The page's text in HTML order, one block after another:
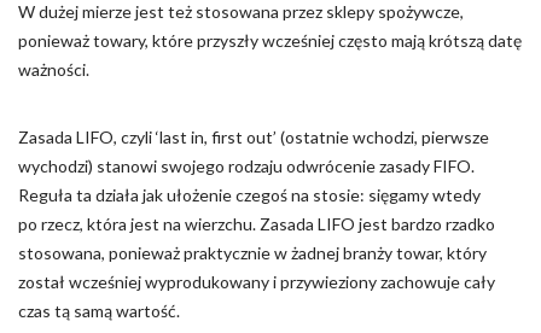
W dużej mierze jest też stosowana przez sklepy spożywcze,
ponieważ towary, które przyszły wcześniej często mają krótszą datę
ważności.
Zasada LIFO, czyli ‘last in, first out’ (ostatnie wchodzi, pierwsze
wychodzi) stanowi swojego rodzaju odwrócenie zasady FIFO.
Reguła ta działa jak ułożenie czegoś na stosie: sięgamy wtedy
po rzecz, która jest na wierzchu. Zasada LIFO jest bardzo rzadko
stosowana, ponieważ praktycznie w żadnej branży towar, który
został wcześniej wyprodukowany i przywieziony zachowuje cały
czas tą samą wartość.
Zapisz moje preferencje